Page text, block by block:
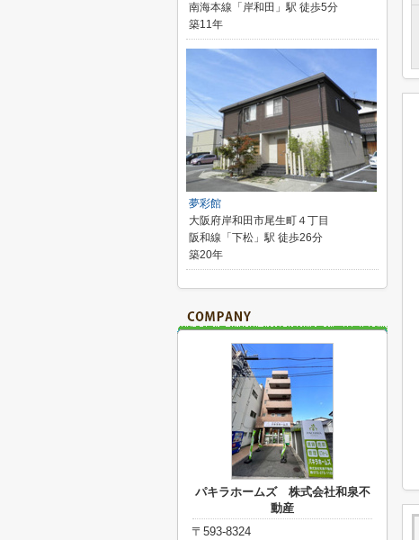
南海本線「岸和田」駅 徒歩5分
築11年
夢彩館
大阪府岸和田市尾生町４丁目
阪和線「下松」駅 徒歩26分
築20年
パキラホームズ 株式会社和泉不
動産
〒593-8324